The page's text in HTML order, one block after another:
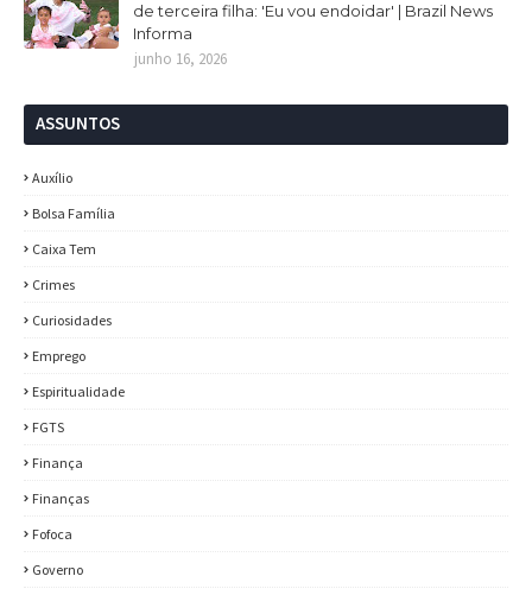
de terceira filha: 'Eu vou endoidar' | Brazil News
Informa
junho 16, 2026
ASSUNTOS
Auxílio
Bolsa Família
Caixa Tem
Crimes
Curiosidades
Emprego
Espiritualidade
FGTS
Finança
Finanças
Fofoca
Governo